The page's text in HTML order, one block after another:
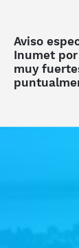
Aviso
Inumet
muy